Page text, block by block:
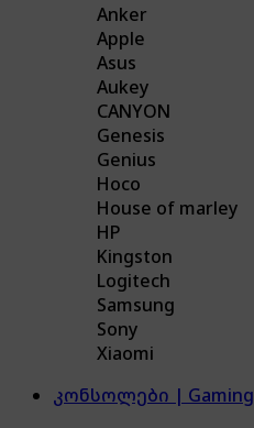
Anker
Apple
Asus
Aukey
CANYON
Genesis
Genius
Hoco
House of marley
HP
Kingston
Logitech
Samsung
Sony
Xiaomi
კონსოლები | Gaming